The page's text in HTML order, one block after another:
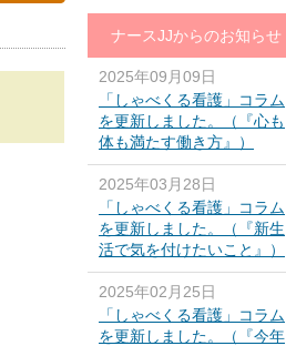
ナースJJからのお知らせ
2025年09月09日
「しゃべくる看護」コラム
を更新しました。（『心も
体も満たす働き方』）
2025年03月28日
「しゃべくる看護」コラム
を更新しました。（『新生
活で気を付けたいこと』）
2025年02月25日
「しゃべくる看護」コラム
を更新しました。（『今年